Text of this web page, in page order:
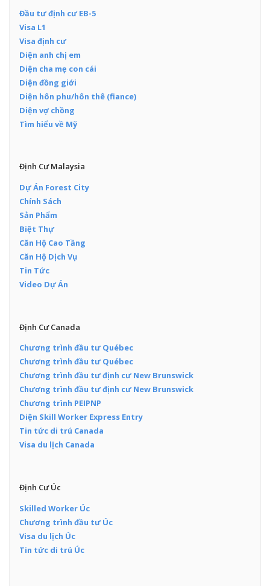
Đầu tư định cư EB-5
Visa L1
Visa định cư
Diện anh chị em
Diện cha mẹ con cái
Diện đồng giới
Diện hôn phu/hôn thê (fiance)
Diện vợ chồng
Tìm hiểu về Mỹ
Định Cư Malaysia
Dự Án Forest City
Chính Sách
Sản Phẩm
Biệt Thự
Căn Hộ Cao Tầng
Căn Hộ Dịch Vụ
Tin Tức
Video Dự Án
Định Cư Canada
Chương trình đầu tư Québec
Chương trình đầu tư Québec
Chương trình đầu tư định cư New Brunswick
Chương trình đầu tư định cư New Brunswick
Chương trình PEIPNP
Diện Skill Worker Express Entry
Tin tức di trú Canada
Visa du lịch Canada
Định Cư Úc
Skilled Worker Úc
Chương trình đầu tư Úc
Visa du lịch Úc
Tin tức di trú Úc